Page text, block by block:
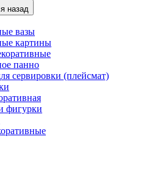
назад
вазы
картины
панно
сервировки (плейсмат)
фигурки